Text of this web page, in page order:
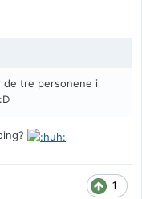
de tre personene i
1